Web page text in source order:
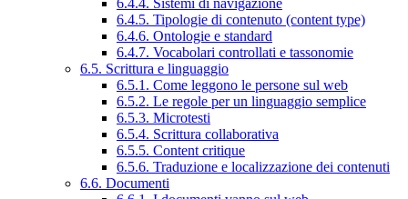
6.4.4. Sistemi di navigazione
6.4.5. Tipologie di contenuto (content type)
6.4.6. Ontologie e standard
6.4.7. Vocabolari controllati e tassonomie
6.5. Scrittura e linguaggio
6.5.1. Come leggono le persone sul web
6.5.2. Le regole per un linguaggio semplice
6.5.3. Microtesti
6.5.4. Scrittura collaborativa
6.5.5. Content critique
6.5.6. Traduzione e localizzazione dei contenuti
6.6. Documenti